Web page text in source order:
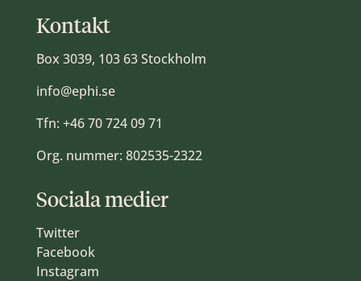
Kontakt
Box 3039, 103 63 Stockholm
info@ephi.se
Tfn: +46 70 724 09 71
Org. nummer: 802535-2322
Sociala medier
Twitter
Facebook
Instagram